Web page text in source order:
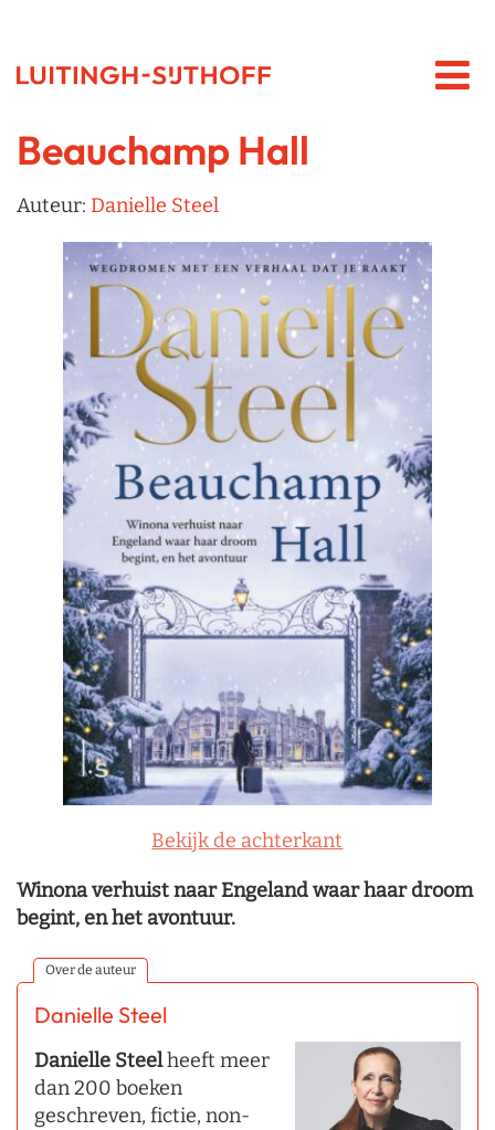
Beauchamp Hall
Auteur: Danielle Steel
Bekijk de achterkant
Winona verhuist naar Engeland waar haar droom
begint, en het avontuur.
Over de auteur
Danielle Steel
Danielle Steelheeft meer
dan 200 boeken
geschreven, fictie, non-